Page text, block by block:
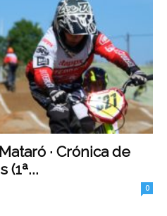
· Crónica de
(1ª...
0